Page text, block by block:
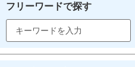
フリーワードで探す